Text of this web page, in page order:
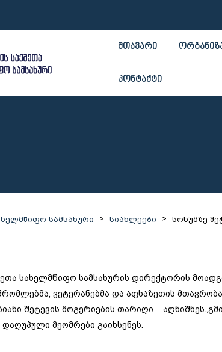
მთავარი
კონტაქტი
სამსახური > სიახლეები > სოხუმზე
სახელმწიფო სამსახურის დირექტორის
ვეტერანებმა და აფხაზეთის
შეტევის მოგერიების თარიღი
მეომრები გაიხსენეს.